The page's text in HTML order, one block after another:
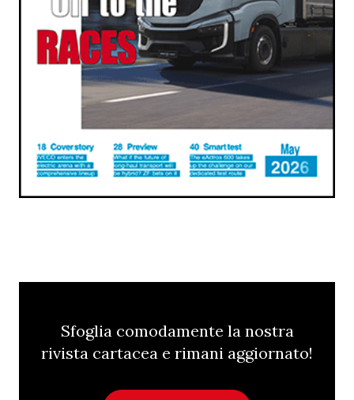
Sfoglia comodamente la nostra
rivista cartacea e rimani aggiornato!